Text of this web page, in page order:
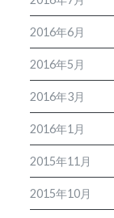
2016年6月
2016年5月
2016年3月
2016年1月
2015年11月
2015年10月